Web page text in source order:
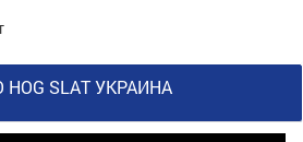
SLAT УКРАИНА